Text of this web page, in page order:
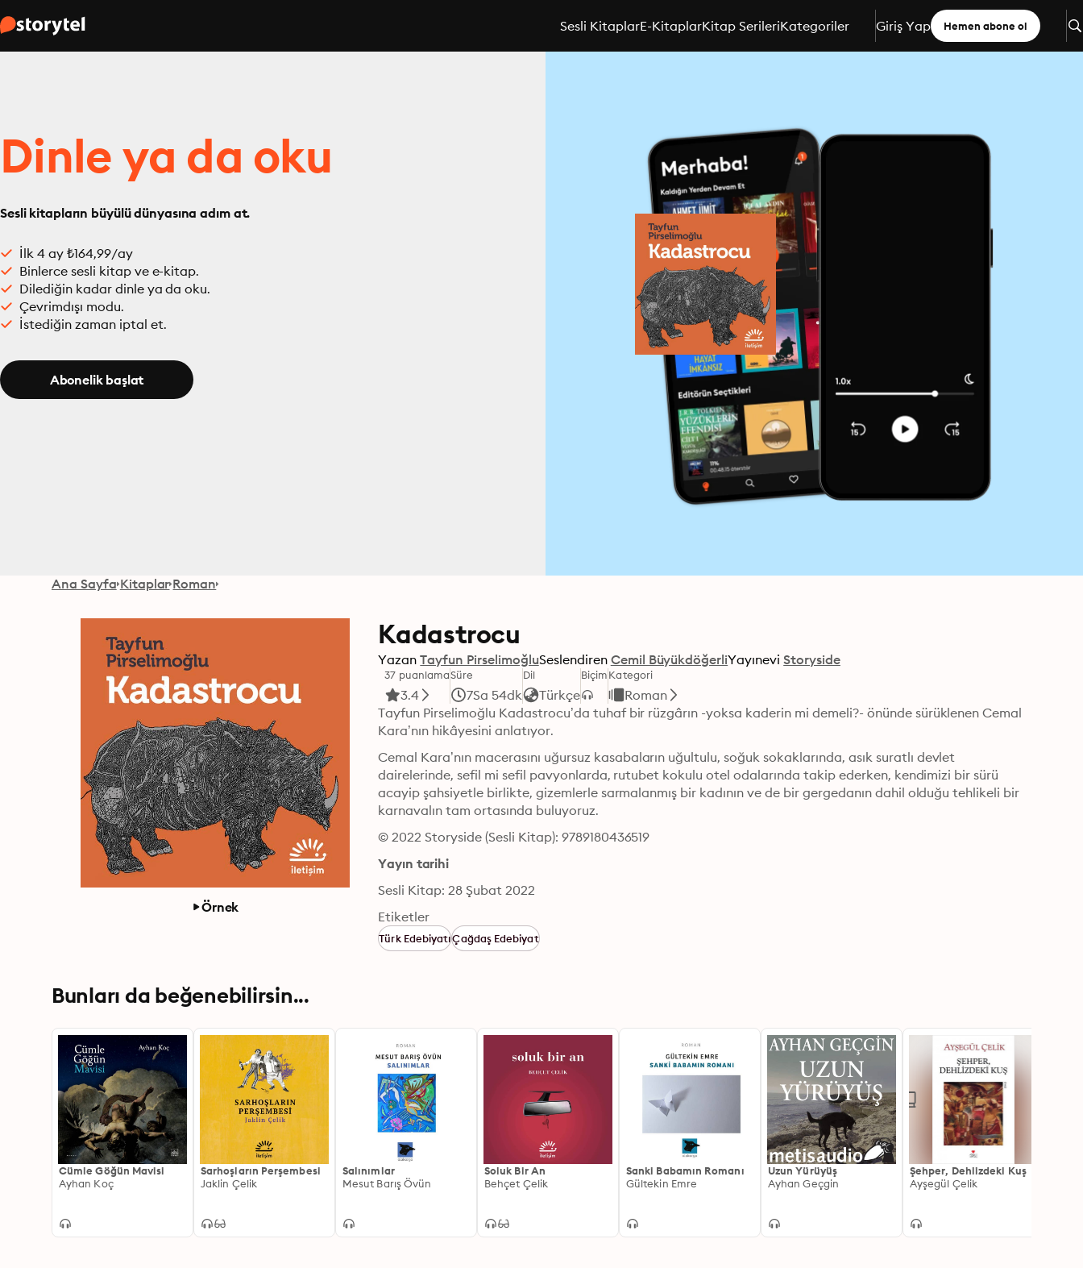
Sesli KitaplarE-KitaplarKitap SerileriKategoriler Giriş Yap Hemen abone ol
Dinle ya da oku
Sesli kitapların büyülü dünyasına adım at.
İlk 4 ay ₺164,99/ay
Binlerce sesli kitap ve e-kitap.
Dilediğin kadar dinle ya da oku.
Çevrimdışı modu.
İstediğin zaman iptal et.
Abonelik başlat
Ana Sayfa Kitaplar Roman
Örnek
Kadastrocu
Yazan Tayfun PirselimoğluSeslendiren Cemil BüyükdöğerliYayınevi Storyside
37 puanlama
3.4
Süre
7Sa 54dk
Dil
Türkçe
BiçimKategori
Roman
Tayfun Pirselimoğlu Kadastrocu’da tuhaf bir rüzgârın -yoksa kaderin mi demeli?- önünde sürüklenen Cemal
Kara’nın hikâyesini anlatıyor.
Cemal Kara’nın macerasını uğursuz kasabaların uğultulu, soğuk sokaklarında, asık suratlı devlet
dairelerinde, sefil mi sefil pavyonlarda, rutubet kokulu otel odalarında takip ederken, kendimizi bir sürü
acayip şahsiyetle birlikte, gizemlerle sarmalanmış bir kadının ve de bir gergedanın dahil olduğu tehlikeli bir
karnavalın tam ortasında buluyoruz.
© 2022 Storyside (Sesli Kitap): 9789180436519
Yayın tarihi
Sesli Kitap: 28 Şubat 2022
Etiketler
Türk EdebiyatıÇağdaş Edebiyat
Bunları da beğenebilirsin...
Cümle Göğün Mavisi
Ayhan Koç
Sarhoşların Perşembesi
Jaklin Çelik
Salınımlar
Mesut Barış Övün
Soluk Bir An
Behçet Çelik
Sanki Babamın Romanı
Gültekin Emre
Uzun Yürüyüş
Ayhan Geçgin
Şehper, Dehlizdeki Kuş
Ayşegül Çelik